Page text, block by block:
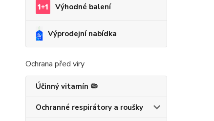
Výhodné balení
Výprodejní nabídka
Ochrana před viry
Účinný vitamín 🦠
Ochranné respirátory a roušky